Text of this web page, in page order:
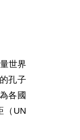
世界
孔子
各國
（UN